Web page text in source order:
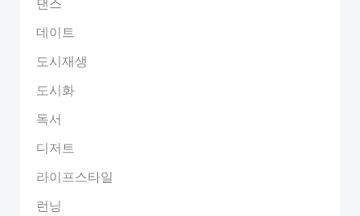
데이트
도시재생
도시화
독서
디저트
라이프스타일
런닝